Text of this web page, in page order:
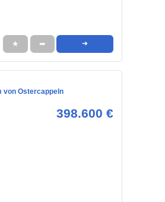
★ ➦ ➜
von Ostercappeln
398.600 €